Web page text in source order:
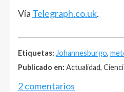
Vía Telegraph.co.uk.
Etiquetas: Johannesburgo,
Publicado en: Actualidad,
2 comentarios